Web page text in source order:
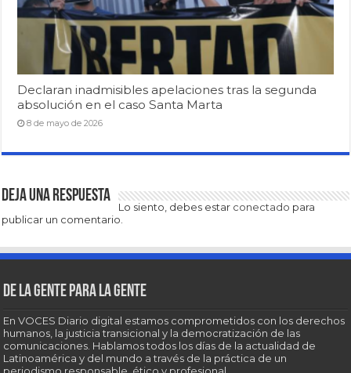
Declaran inadmisibles apelaciones tras la segunda
absolución en el caso Santa Marta
8 de mayo de 2026
Deja una respuesta
Lo siento, debes estar conectado para
publicar un comentario.
De la gente para la gente
En VOCES Diario digital estamos comprometidos con los derechos
humanos, la justicia transicional y la democratización de las
comunicaciones. Hablamos todos los días de la actualidad de
Latinoamérica y del mundo a través de la práctica de un